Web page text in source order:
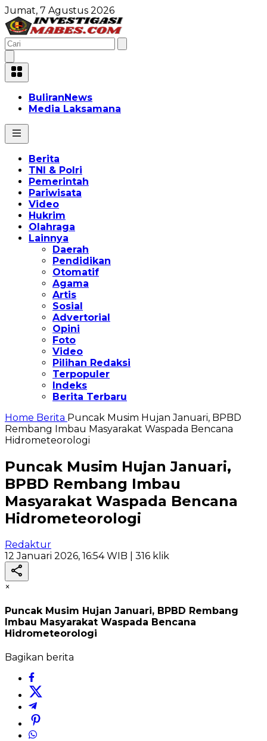
Jumat, 7 Agustus 2026
BuliranNews
Media Laksamana
Berita
TNI & Polri
Pemerintah
Pariwisata
Video
Hukrim
Olahraga
Lainnya
Daerah
Pendidikan
Otomatif
Agama
Artis
Sosial
Advertorial
Opini
Foto
Video
Pilihan Redaksi
Terpopuler
Indeks
Berita Terbaru
Home Berita Puncak Musim Hujan Januari, BPBD
Rembang Imbau Masyarakat Waspada Bencana
Hidrometeorologi
Puncak Musim Hujan Januari,
BPBD Rembang Imbau
Masyarakat Waspada Bencana
Hidrometeorologi
Redaktur
12 Januari 2026, 16:54 WIB | 316 klik
×
Puncak Musim Hujan Januari, BPBD Rembang
Imbau Masyarakat Waspada Bencana
Hidrometeorologi
Bagikan berita